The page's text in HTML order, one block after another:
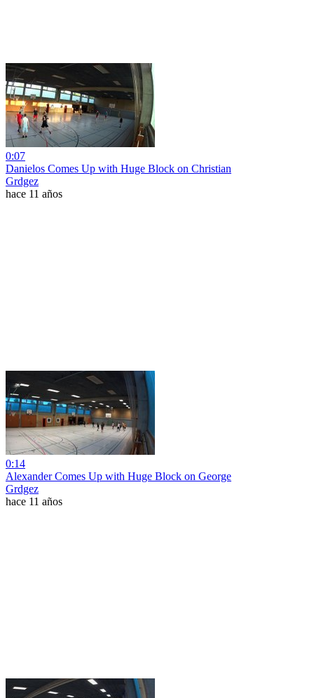
0:07
Danielos Comes Up with Huge Block on Christian
Grdgez
hace 11 años
0:14
Alexander Comes Up with Huge Block on George
Grdgez
hace 11 años